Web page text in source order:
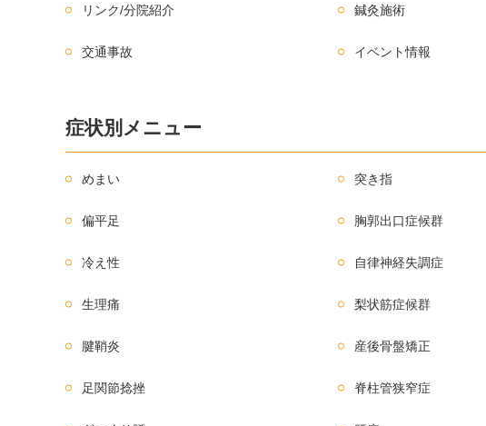
リンク/分院紹介 鍼灸施術
交通事故 イベント情報
症状別メニュー
めまい 突き指
偏平足 胸郭出口症候群
冷え性 自律神経失調症
生理痛 梨状筋症候群
腱鞘炎 産後骨盤矯正
足関節捻挫 脊柱管狭窄症